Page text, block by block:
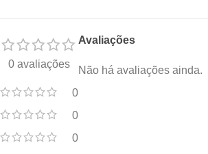
0 avaliações
0
0
0
Avaliações
Não há avaliações ainda.